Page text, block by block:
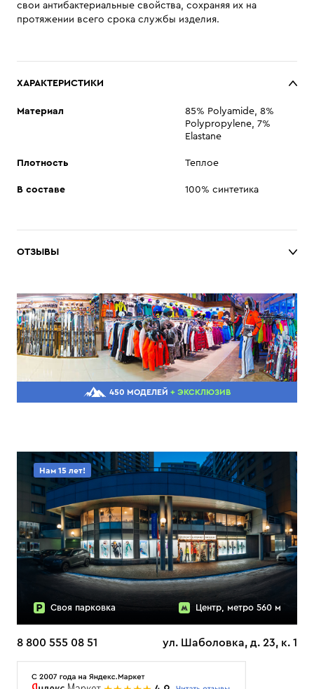
свои антибактериальные свойства, сохраняя их на
протяжении всего срока службы изделия.
ХАРАКТЕРИСТИКИ
Материал
85% Polyamide, 8%
Polypropylene, 7%
Elastane
Плотность Теплое
В составе 100% синтетика
ОТЗЫВЫ
450 МОДЕЛЕЙ + ЭКСКЛЮЗИВ
Нам 15 лет!
Своя парковка Центр, метро 560 м
8 800 555 08 51 ул. Шаболовка, д. 23, к. 1